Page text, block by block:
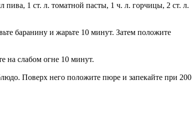
пива, 1 ст. л. томатной пасты, 1 ч. л. горчицы, 2 ст. л.
баранину и жарьте 10 минут. Затем положите
на слабом огне 10 минут.
Поверх него положите пюре и запекайте при 200